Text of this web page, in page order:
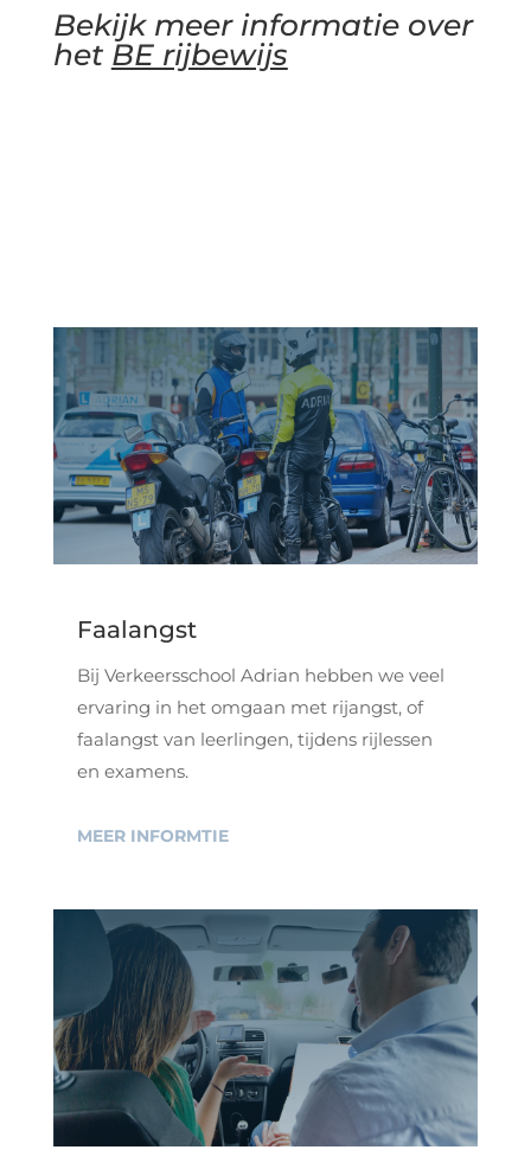
Bekijk meer informatie over
het BE rijbewijs
Faalangst
Bij Verkeersschool Adrian hebben we veel
ervaring in het omgaan met rijangst, of
faalangst van leerlingen, tijdens rijlessen
en examens.
MEER INFORMTIE